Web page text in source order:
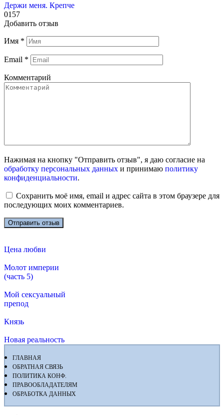
Держи меня. Крепче
0157
Добавить отзыв
Имя *
Email *
Комментарий
Нажимая на кнопку "Отправить отзыв", я даю согласие на
обработку персональных данных и принимаю политику
конфиденциальности.
Сохранить моё имя, email и адрес сайта в этом браузере для
последующих моих комментариев.
Цена любви
Молот империи
(часть 5)
Мой сексуальный
препод
Князь
Новая реальность
ГЛАВНАЯ
ОБРАТНАЯ СВЯЗЬ
ПОЛИТИКА КОНФ.
ПРАВООБЛАДАТЕЛЯМ
ОБРАБОТКА ДАННЫХ